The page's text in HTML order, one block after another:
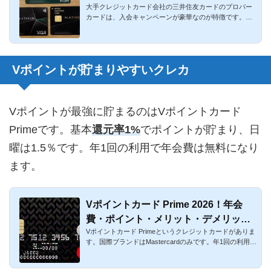
得
大手クレジットカード会社の三井住友カードのプロパー
カードは、入会キャンペーンが豪華なのが特徴です。従
Vポイントが貯まりやすいクレカ
Vポイントが最強に貯まるのはVポイントカード
Primeです。基本還元率1%でポイントが貯まり、日
曜は1.5％です。年1回の利用で年会費は無料になり
ます。
Vポイントカード Prime 2026！年会
費・ポイント・メリット・デメリット
を解説
Vポイントカード Primeというクレジットカードがありま
す。国際ブランドはMastercardのみです。年1回の利用で